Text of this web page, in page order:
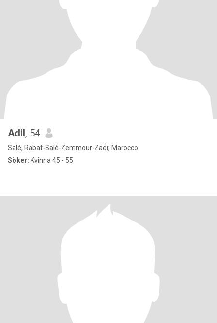
Adil, 54
Salé, Rabat-Salé-Zemmour-Zaër, Marocco
Söker: Kvinna 45 - 55